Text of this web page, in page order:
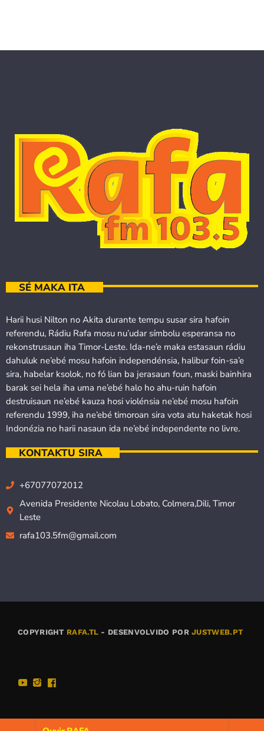
SÉ MAKA ITA
Harii husi Nilton no Akita durante tempu susar sira hafoin
referendu, Rádiu Rafa mosu nu’udar símbolu esperansa no
rekonstrusaun iha Timor-Leste. Ida-ne’e maka estasaun rádiu
dahuluk ne’ebé mosu hafoin independénsia, halibur foin-sa’e
sira, habelar ksolok, no fó lian ba jerasaun foun, maski bainhira
barak sei hela iha uma ne’ebé halo ho ahu-ruin hafoin
destruisaun ne’ebé kauza hosi violénsia ne’ebé mosu hafoin
referendu 1999, iha ne’ebé timoroan sira vota atu haketak hosi
Indonézia no harii nasaun ida ne’ebé independente no livre.
KONTAKTU SIRA
+67077072012
Avenida Presidente Nicolau Lobato, Colmera,Dili, Timor
Leste
rafa103.5fm@gmail.com
COPYRIGHT RAFA.TL - DESENVOLVIDO PORJUSTWEB.PT